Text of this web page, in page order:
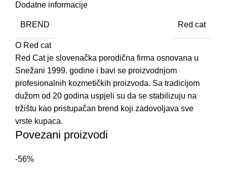
Dodatne informacije
BREND Red cat
O Red cat
Red Cat je slovenačka porodična firma osnovana u
Snežani 1999. godine i bavi se proizvodnjom
profesionalnih kozmetičkih proizvoda. Sa tradicijom
dužom od 20 godina uspjeli su da se stabilizuju na
tržištu kao pristupačan brend koji zadovoljava sve
vrste kupaca.
Povezani proizvodi
-56%